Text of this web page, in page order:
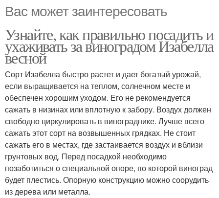
Вас может заинтересовать
Узнайте, как правильно посадить и
ухаживать за виноградом Изабелла
весной
Сорт Изабелла быстро растет и дает богатый урожай,
если выращивается на теплом, солнечном месте и
обеспечен хорошим уходом. Его не рекомендуется
сажать в низинах или вплотную к забору. Воздух должен
свободно циркулировать в винограднике. Лучше всего
сажать этот сорт на возвышенных грядках. Не стоит
сажать его в местах, где застаивается воздух и вблизи
грунтовых вод. Перед посадкой необходимо
позаботиться о специальной опоре, по которой виноград
будет плестись. Опорную конструкцию можно соорудить
из дерева или металла.